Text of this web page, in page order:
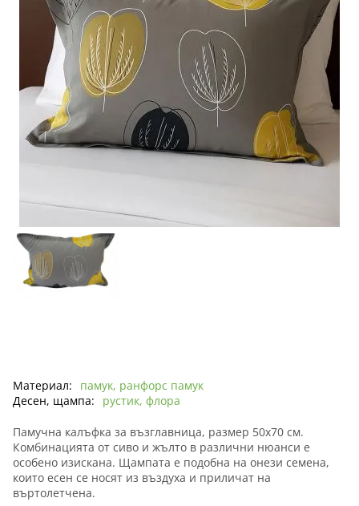
Материал:
памук, ранфорс памук
Десен, щампа:
рустик, флора
Памучна калъфка за възглавница, размер 50х70 см.
Комбинацията от сиво и жълто в различни нюанси е
особено изискана. Щампата е подобна на онези семена,
които есен се носят из въздуха и приличат на
въртолетчена.